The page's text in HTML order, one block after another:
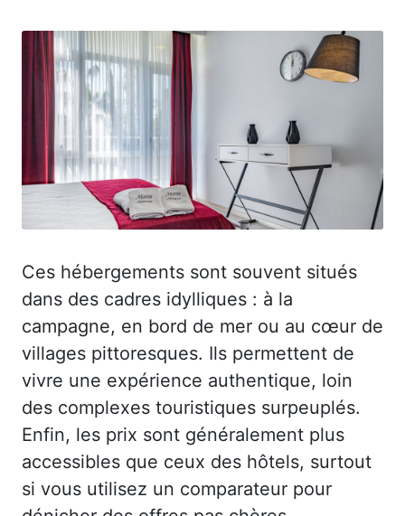
Ces hébergements sont souvent situés
dans des cadres idylliques : à la
campagne, en bord de mer ou au cœur de
villages pittoresques. Ils permettent de
vivre une expérience authentique, loin
des complexes touristiques surpeuplés.
Enfin, les prix sont généralement plus
accessibles que ceux des hôtels, surtout
si vous utilisez un comparateur pour